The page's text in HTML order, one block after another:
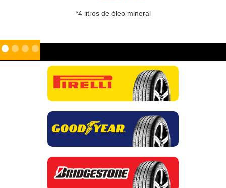
*4 litros de óleo mineral